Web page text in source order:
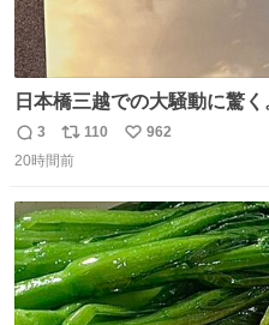
日本橋三越での大騒動に驚
でPOP UP STOREがオープ
我なくお買い物を🙏 写真は
返
信
3
リ
ポ
ト
数
110
い
数
962
20時間前